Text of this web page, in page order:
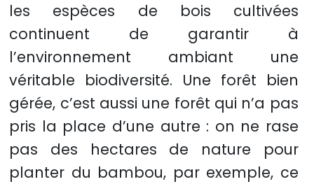
les espèces de bois cultivées
continuent de garantir à
l’environnement ambiant une
véritable biodiversité. Une forêt bien
gérée, c’est aussi une forêt qui n’a pas
pris la place d’une autre : on ne rase
pas des hectares de nature pour
planter du bambou, par exemple, ce